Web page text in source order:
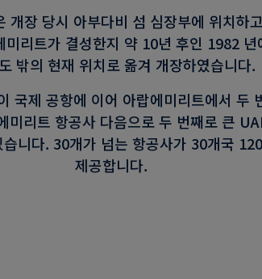
개장 당시 아부다비 섬 심장부에 위치하
미리트가 결성한지 약 10년 후인 1982
밖의 현재 위치로 옮겨 개장하였습니다.
국제 공항에 이어 아랍에미리트에서 두
미리트 항공사 다음으로 두 번째로 큰
니다. 30개가 넘는 항공사가 30개국
제공합니다.